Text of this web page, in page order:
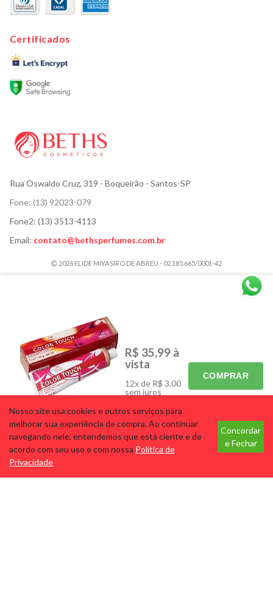
Nosso site usa cookies e outros serviços para
melhorar sua experiência de compra. Ao continuar
navegando nele, entendemos que está ciente e de
acordo com seu uso e com nossa Política de
Privacidade
Concordar
e Fechar
COLOR TOUCH TON. 7.7
Cód: 7788 Marca: WELLA
PROFISSIONAL
R$ 35,99 à
vista
12x de R$ 3,00
sem juros
COMPRAR
Certificados
Rua Oswaldo Cruz, 319 - Boqueirão - Santos-SP
Fone: (13) 92023-079
Fone2: (13) 3513-4113
Email: contato@bethsperfumes.com.br
2026 ELIDE MIYASIRO DE ABREU - 02.185.665/0001-42
MÃOS E PÉS
PARA ELES
PERFUMES
SKINCARE
ELETRÔNICOS
PROMOS
Tecnologia